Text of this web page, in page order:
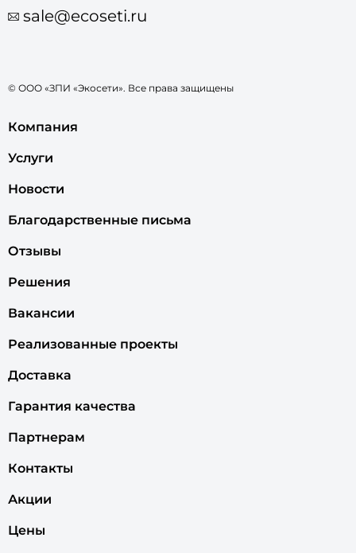
sale@ecoseti.ru
© ООО «ЗПИ «Экосети». Все права защищены
Компания
Услуги
Новости
Благодарственные письма
Отзывы
Решения
Вакансии
Реализованные проекты
Доставка
Гарантия качества
Партнерам
Контакты
Акции
Цены